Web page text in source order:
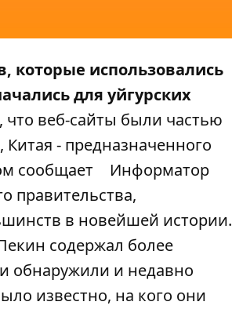
которые использовались
для уйгурских
веб-сайты были частью
- предназначенного
сообщает
Информатор
правительства,
в новейшей истории.
содержал более
обнаружили и недавно
известно, на кого они